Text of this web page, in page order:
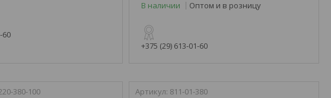
60
В наличии Оптом и в розницу
+375 (29) 613-01-60
380-100 811-01-380